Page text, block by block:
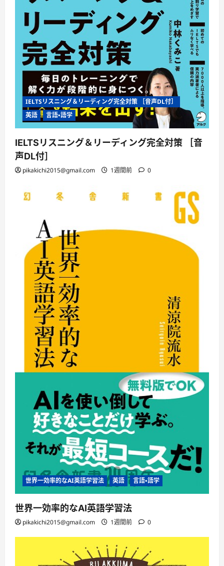
IELTSリスニング＆リーディング完全対策 ［音声DL付］
英語
言語・語学
IELTSリスニング＆リーディング完全対策 ［音
声DL付］
pikakichi2015@gmail.com 1週間前 0
世界一効率的なAI英語学習法 英語 言語・語学
世界一効率的なAI英語学習法
pikakichi2015@gmail.com 1週間前 0